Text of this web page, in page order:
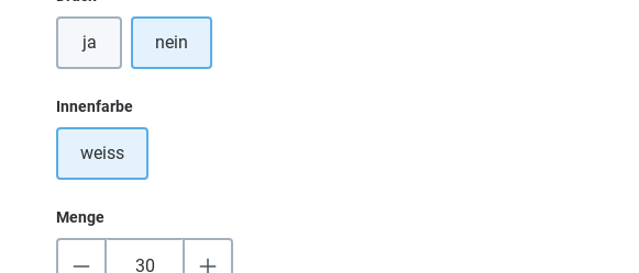
ja nein
Innenfarbeauswählen
weiss
Menge